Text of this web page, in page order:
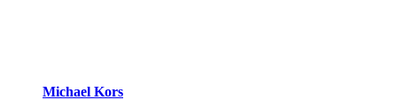
Michael Kors